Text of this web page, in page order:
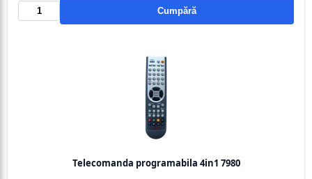
Cumpără
Telecomanda programabila 4in1 7980